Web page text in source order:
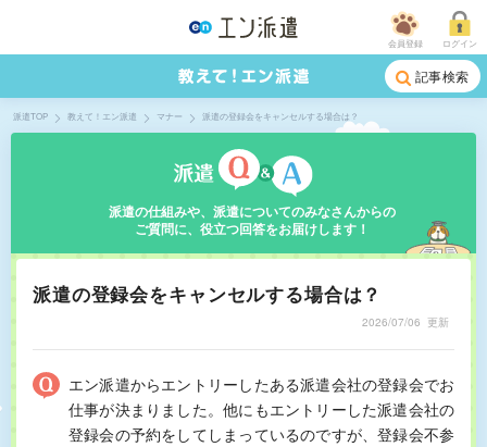
会員登録 ログイン
記事検索
派遣TOP 教えて！エン派遣 マナー 派遣の登録会をキャンセルする場合は？
派遣の仕組みや、派遣についてのみなさんからの
ご質問に、役立つ回答をお届けします！
派遣の登録会をキャンセルする場合は？
2026/07/06 更新
エン派遣からエントリーしたある派遣会社の登録会でお
仕事が決まりました。他にもエントリーした派遣会社の
登録会の予約をしてしまっているのですが、登録会不参